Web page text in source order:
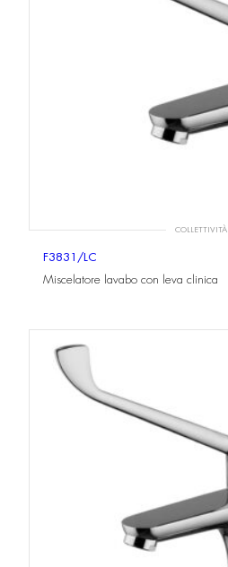
COLLETTIVITÀ
F3831/LC
Miscelatore lavabo con leva clinica